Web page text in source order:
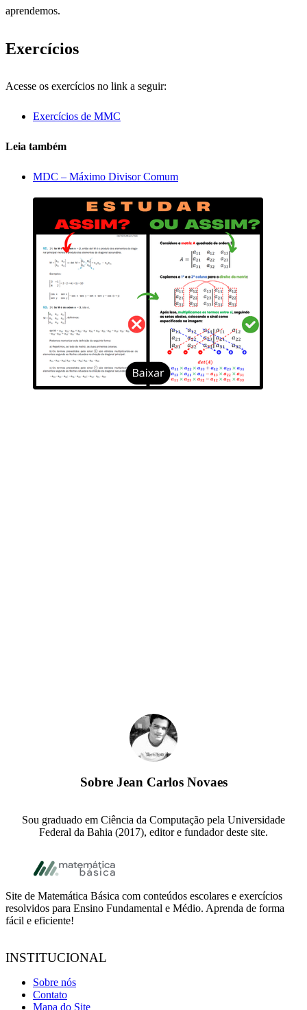
aprendemos.
Exercícios
Acesse os exercícios no link a seguir:
Exercícios de MMC
Leia também
MDC – Máximo Divisor Comum
Sobre Jean Carlos Novaes
Sou graduado em Ciência da Computação pela Universidade
Federal da Bahia (2017), editor e fundador deste site.
Footer
Site de Matemática Básica com conteúdos escolares e exercícios
resolvidos para Ensino Fundamental e Médio. Aprenda de forma
fácil e eficiente!
INSTITUCIONAL
Sobre nós
Contato
Mapa do Site